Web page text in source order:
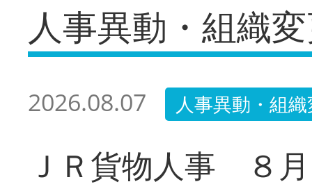
人事異動・組織
2026.08.07 人事異動・組
ＪＲ貨物人事 ８